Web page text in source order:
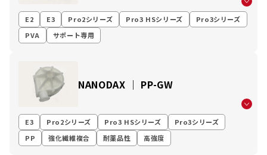
E2 E3 Pro2シリーズ Pro3 HSシリーズ
Pro3シリーズ
PVA
サポート専用
NANODAX ｜ PP-GW
E3 Pro2シリーズ Pro3 HSシリーズ
Pro3シリーズ
PP
強化繊維複合 耐薬品性 高強度